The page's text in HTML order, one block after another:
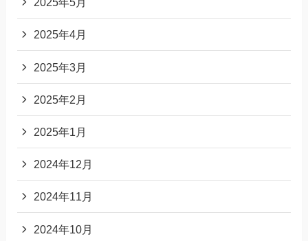
2025年4月
2025年3月
2025年2月
2025年1月
2024年12月
2024年11月
2024年10月